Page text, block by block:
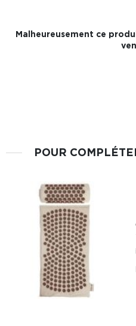
Malheureusement ce
POUR